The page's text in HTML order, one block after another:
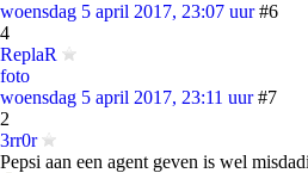
woensdag 5 april 2017, 23:07 uur #6
4
ReplaR
foto
woensdag 5 april 2017, 23:11 uur #7
2
3rr0r
Pepsi aan een agent geven is wel